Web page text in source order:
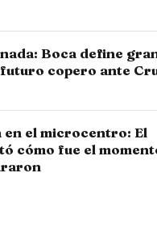
Boca define
copero ante
en el microcentro: El
cómo fue el